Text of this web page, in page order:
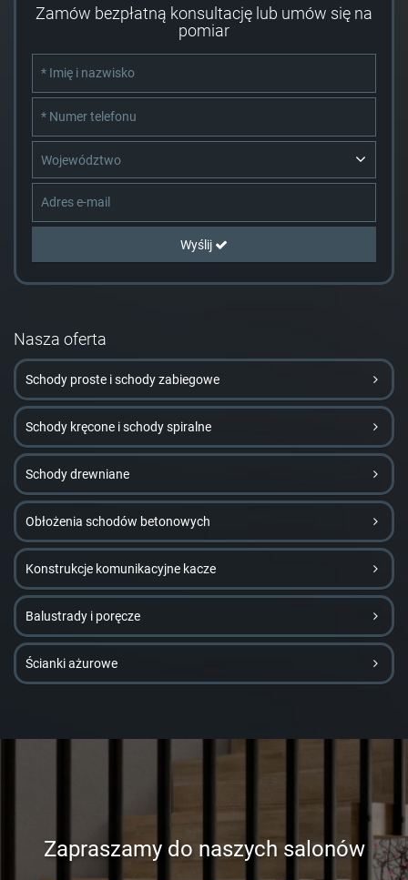
Zamów bezpłatną konsultację lub umów się na
pomiar
Województwo
Wyślij
Nasza oferta
Schody proste i schody zabiegowe
Schody kręcone i schody spiralne
Schody drewniane
Obłożenia schodów betonowych
Konstrukcje komunikacyjne kacze
Balustrady i poręcze
Ścianki ażurowe
Zapraszamy do naszych salonów